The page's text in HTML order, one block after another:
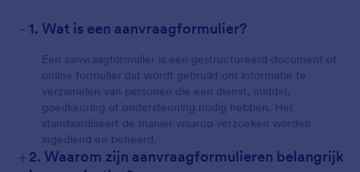
- 1. Wat is een aanvraagformulier?
Een aanvraagformulier is een gestructureerd document of
online formulier dat wordt gebruikt om informatie te
verzamelen van personen die een dienst, middel,
goedkeuring of ondersteuning nodig hebben. Het
standaardiseert de manier waarop verzoeken worden
ingediend en beheerd.
+2. Waarom zijn aanvraagformulieren belangrijk